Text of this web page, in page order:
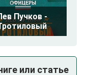
Пучков -
или статье